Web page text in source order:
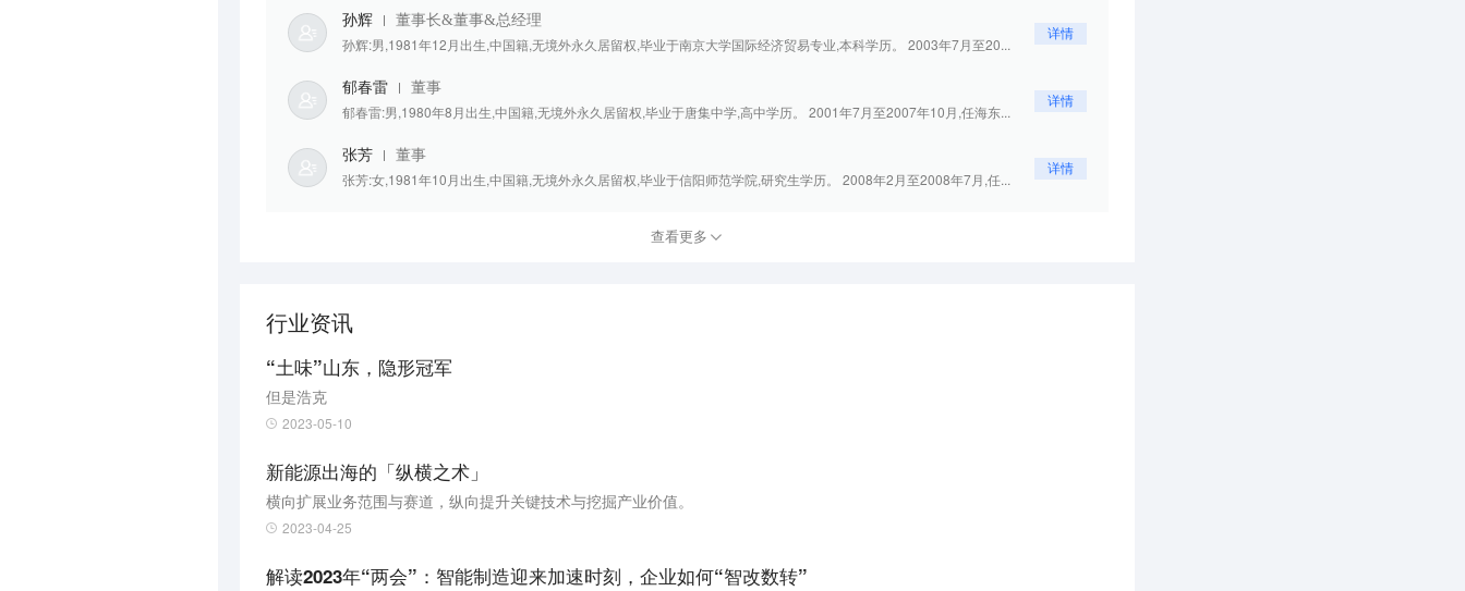
孙辉 董事长&董事&总经理
孙辉:男,1981年12月出生,中国籍,无境外永久居留权,毕业于南京大学国际经济贸易专业,本科学历。 2003年7月至20...
详情
郁春雷 董事
郁春雷:男,1980年8月出生,中国籍,无境外永久居留权,毕业于唐集中学,高中学历。 2001年7月至2007年10月,任海东...
详情
张芳 董事
张芳:女,1981年10月出生,中国籍,无境外永久居留权,毕业于信阳师范学院,研究生学历。 2008年2月至2008年7月,任...
详情
查看更多
行业资讯
“土味”山东，隐形冠军
但是浩克
2023-05-10
新能源出海的「纵横之术」
横向扩展业务范围与赛道，纵向提升关键技术与挖掘产业价值。
2023-04-25
解读2023年“两会”：智能制造迎来加速时刻，企业如何“智改数转”